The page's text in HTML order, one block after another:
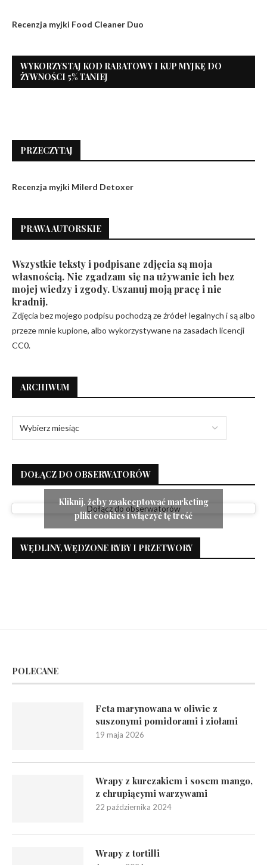
Recenzja myjki Food Cleaner Duo
WYKORZYSTAJ KOD RABATOWY I KUP MYJKĘ DO
ŻYWNOŚCI 5% TANIEJ
PRZECZYTAJ
Recenzja myjki Milerd Detoxer
PRAWA AUTORSKIE
Wszystkie teksty i podpisane zdjęcia są moja
własnością. Nie zgadzam się na używanie ich bez
mojej wiedzy i zgody. Uszanuj moją pracę i nie
kradnij.
Zdjęcia bez mojego podpisu pochodzą ze źródeł legalnych i są albo
przeze mnie kupione, albo wykorzystywane na zasadach licencji
CC0.
ARCHIWUM
DOŁĄCZ DO OBSERWATORÓW
Dołącz do obserwatorów
Kliknij, żeby zaakceptować marketing
pliki cookies i włączyć tę treść
WĘDLINY, WĘDZONE RYBY I PRZETWORY
POLECANE
Feta marynowana w oliwie z
suszonymi pomidorami i ziołami
19 maja 2026
Wrapy z kurczakiem i sosem mango,
z chrupiącymi warzywami
22 października 2024
Wrapy z tortilli